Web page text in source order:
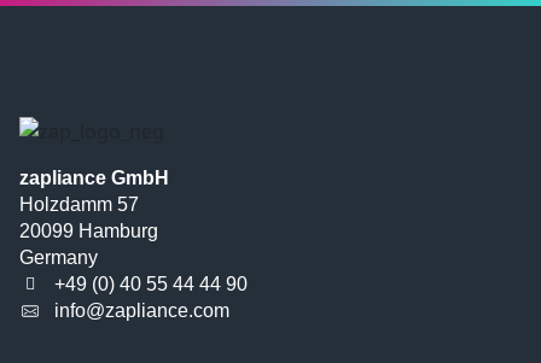
zapliance GmbH
Holzdamm 57
20099 Hamburg
Germany
+49 (0) 40 55 44 44 90
info@zapliance.com